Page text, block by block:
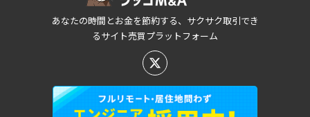
あなたの時間とお金を節約する、サクサク取引でき
るサイト売買プラットフォーム